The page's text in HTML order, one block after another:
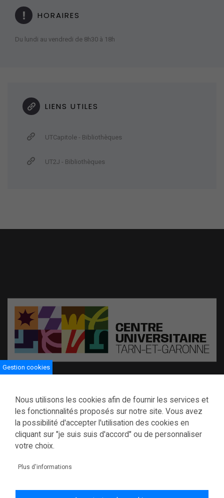
HORAIRES
Du lundi au vendredi de 8h30 à 18h
LIENS UTILES
UTCapitole - Bibliothèques
UT2J - Bibliothèques
116 boulevard Montauriol BP 794
82013 Montauban cedex
Tél : 05 63 91 88 50
servicevieetudiante@tarnetgaronne.fr
Gestion cookies
Nous utilisons les cookies afin de fournir les services et
les fonctionnalités proposés sur notre site. Vous avez
la possibilité d'accepter l'utilisation des cookies en
cliquant sur "je suis suis d'accord" ou de personnaliser
votre choix.
Plus d'informations